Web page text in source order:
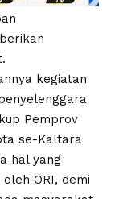
kegiatan
Pemprov
se-Kaltara
hal yang
ORI, demi